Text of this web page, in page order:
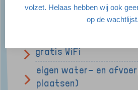
volzet. Helaas hebben wij ook
op de wachtlijst.
10 ampére stroom
gratis WiFi
eigen water- en
plaatsen)